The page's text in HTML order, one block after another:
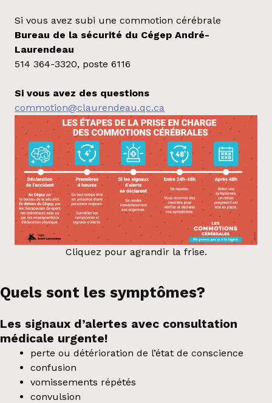
Si vous avez subi une commotion cérébrale
Bureau de la sécurité du Cégep André-
Laurendeau
514 364-3320, poste 6116
Si vous avez des questions
commotion@claurendeau.qc.ca
Cliquez pour agrandir la frise.
Quels sont les symptômes?
Les signaux d’alertes avec consultation
médicale urgente!
perte ou détérioration de l’état de conscience
confusion
vomissements répétés
convulsion